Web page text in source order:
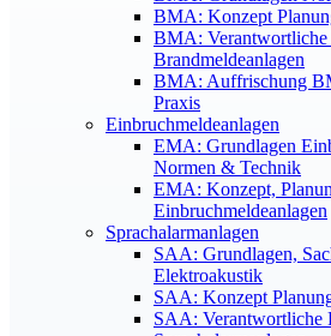
BMA: Konzept
BMA: Verantwortliche
Brandmeldeanlagen
BMA: Auffrischung
Praxis
Einbruchmeldeanlagen
EMA: Grundlagen
Normen & Technik
EMA: Konzept,
Einbruchmeldeanlagen
Sprachalarmanlagen
SAA: Grundlagen,
Elektroakustik
SAA: Konzept
SAA: Verantwortliche